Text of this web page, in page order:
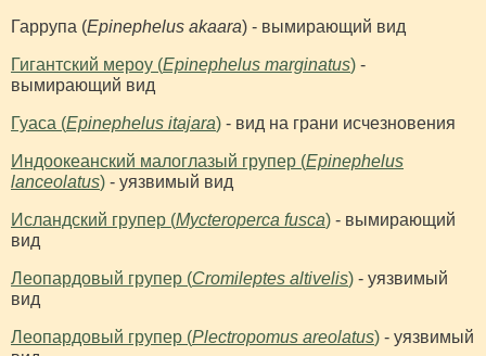
Гаррупа (Epinephelus akaara) - вымирающий вид
Гигантский мероу (Epinephelus marginatus) -
вымирающий вид
Гуаса (Epinephelus itajara) - вид на грани исчезновения
Индоокеанский малоглазый групер (Epinephelus
lanceolatus) - уязвимый вид
Исландский групер (Mycteroperca fusca) - вымирающий
вид
Леопардовый групер (Cromileptes altivelis) - уязвимый
вид
Леопардовый групер (Plectropomus areolatus) - уязвимый